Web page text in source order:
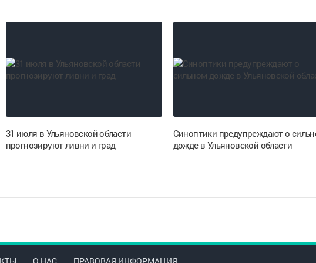
31 июля в Ульяновской области
прогнозируют ливни и град
Синоптики предупреждают о
дожде в Ульяновской области